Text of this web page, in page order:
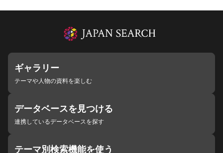
ギャラリー
テーマや人物の資料を楽しむ
データベースを見つける
連携しているデータベースを探す
テーマ別検索機能を使う